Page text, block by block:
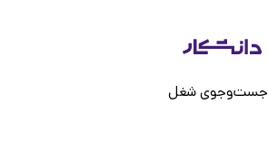
جست‌و‌جوی شغل